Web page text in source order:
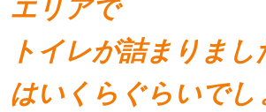
エリアで
トイレが詰まりまし
はいくらぐらいでし